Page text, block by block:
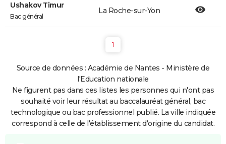
Ushakov Timur
Bac général
La Roche-sur-Yon
1
Source de données : Académie de Nantes - Ministère de
l'Education nationale
Ne figurent pas dans ces listes les personnes qui n'ont pas
souhaité voir leur résultat au baccalauréat général, bac
technologique ou bac professionnel publié. La ville indiquée
correspond à celle de l'établissement d'origine du candidat.